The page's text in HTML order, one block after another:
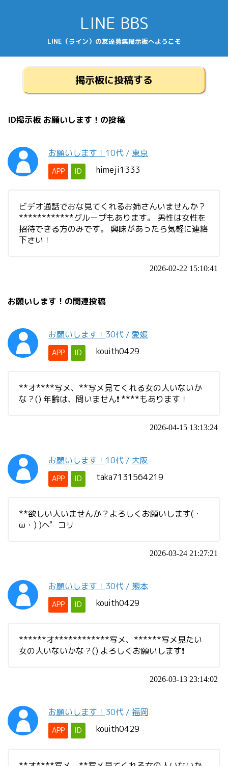
LINE BBS
LINE（ライン）の友達募集掲示板へようこそ
掲示板に投稿する
ID掲示板 お願いします！の投稿
お願いします！ 10代 / 東京
APP ID himeji1333
ビデオ通話でおな見てくれるお姉さんいませんか？
************グループもあります。 男性は女性を
招待できる方のみです。 興味があったら気軽に連絡
下さい！
2026-02-22 15:10:41
お願いします！の関連投稿
お願いします！ 30代 / 愛媛
APP ID kouith0429
**オ****写メ、**写メ見てくれる女の人いないか
な？() 年齢は、問いません❗ ****もあります！
2026-04-15 13:13:24
お願いします！ 10代 / 大阪
APP ID taka7131564219
**欲しい人いませんか？よろしくお願いします(・
ω・) )ヘ゜コリ
2026-03-24 21:27:21
お願いします！ 30代 / 熊本
APP ID kouith0429
******オ************写メ、******写メ見たい
女の人いないかな？() よろしくお願いします❗
2026-03-13 23:14:02
お願いします！ 30代 / 福岡
APP ID kouith0429